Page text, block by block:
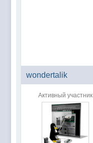
wondertalik
Активный участник